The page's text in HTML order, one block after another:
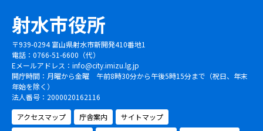
射水市役所
〒939-0294 富山県射水市新開発410番地1
電話：0766-51-6600（代）
Eメールアドレス： info@city.imizu.lg.jp
開庁時間：月曜から金曜 午前8時30分から午後5時15分まで（祝日、年末
年始を除く）
法人番号：2000020162116
アクセスマップ
庁舎案内
サイトマップ